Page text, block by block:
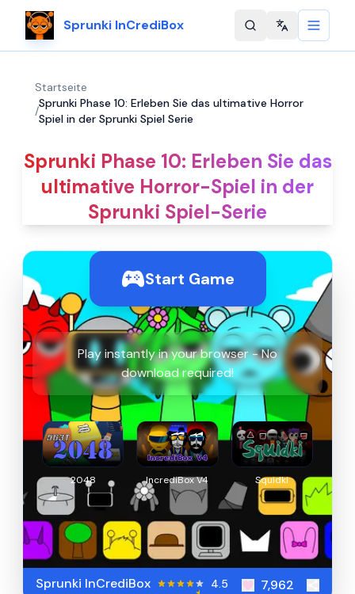
Sprunki InCrediBox Change
Startseite
/
Sprunki Phase 10: Erleben Sie das ultimative Horror
Spiel in der Sprunki Spiel Serie
Sprunki Phase 10: Erleben Sie das
ultimative Horror-Spiel in der
Sprunki Spiel-Serie
Start Game
Play instantly in your browser - No
download required!
2048 IncrediBox V4 Squidki
Sprunki InCrediBox 4.5 7,962